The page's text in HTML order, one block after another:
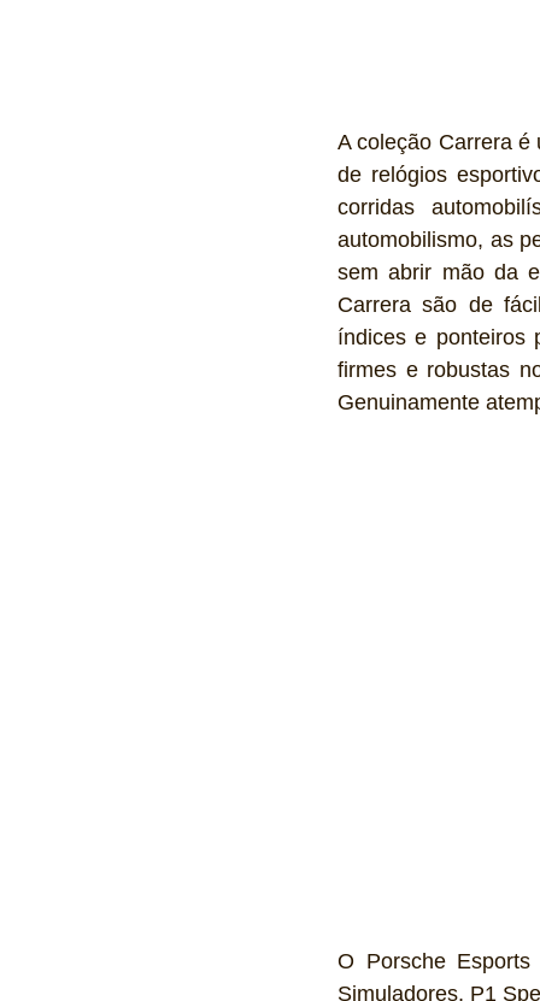
A coleção Carrera é
de relógios
corridas
automobilismo, as
sem abrir mão da
Carrera são de
índices e ponteiros
firmes e robustas
Genuinamente
O Porsche
Simuladores, P1